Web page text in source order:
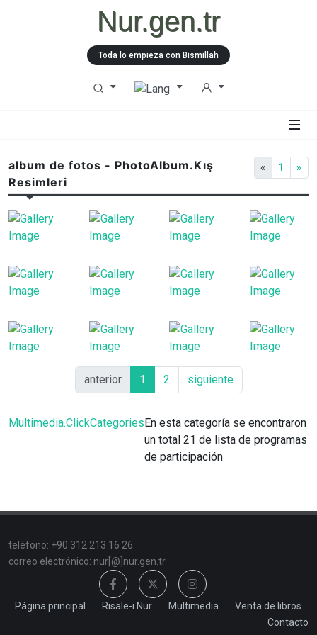
Nur.gen.tr
Toda lo empieza con Bismillah
album de fotos - PhotoAlbum.Kış
Resimleri
« 1 »
anterior 1 2 siguiente
Multimedia.ClickCategoriesEn esta categoría se encontraron
un total 21 de lista de programas
de participación
teléfono: +90 312 213 16 26
correo electrónico: nur[@]nur.gen.tr
Página principal Risale-i Nur Multimedia
Venta de libros
Contacto